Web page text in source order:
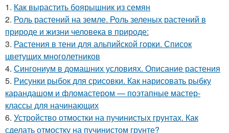
1. Как вырастить боярышник из семян
2. Роль растений на земле. Роль зеленых растений в
природе и жизни человека в природе:
3. Растения в тени для альпийской горки. Список
цветущих многолетников
4. Сингониум в домашних условиях. Описание растения
5. Рисунки рыбок для срисовки. Как нарисовать рыбку
карандашом и фломастером — поэтапные мастер-
классы для начинающих
6. Устройство отмостки на пучинистых грунтах. Как
сделать отмостку на пучинистом грунте?